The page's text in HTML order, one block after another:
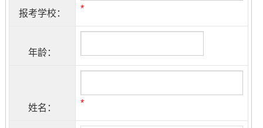
报考学校： *
年龄：
姓名： *